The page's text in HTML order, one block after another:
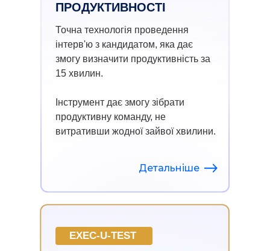
ПРОДУКТИВНОСТІ
Точна технологія проведення
інтерв'ю з кандидатом, яка дає
змогу визначити продуктивність за
15 хвилин.
Інструмент дає змогу зібрати
продуктивну команду, не
витративши жодної зайвої хвилини.
EXEC-U-TEST
Детальніше